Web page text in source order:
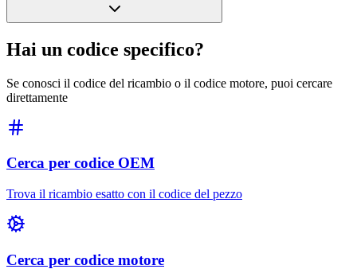
Hai un codice specifico?
Se conosci il codice del ricambio o il codice motore, puoi cercare
direttamente
Cerca per codice OEM
Trova il ricambio esatto con il codice del pezzo
Cerca per codice motore